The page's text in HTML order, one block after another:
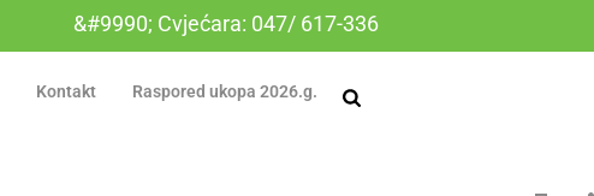
&#9990; Cvjećara: 047/ 617-336
Kontakt Raspored ukopa 2026.g.